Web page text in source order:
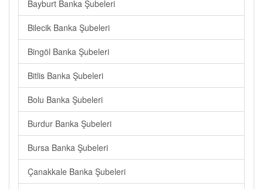
Bayburt Banka Şubeleri
Bilecik Banka Şubeleri
Bingöl Banka Şubeleri
Bitlis Banka Şubeleri
Bolu Banka Şubeleri
Burdur Banka Şubeleri
Bursa Banka Şubeleri
Çanakkale Banka Şubeleri